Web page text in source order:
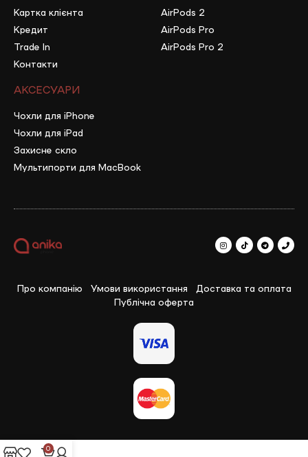
Картка клієнта
Кредит
Trade In
Контакти
AirPods 2
AirPods Pro
AirPods Pro 2
АКСЕСУАРИ
Чохли для iPhone
Чохли для iPad
Захисне скло
Мультипорти для MacBook
Про компанію Умови використання
Доставка та оплата
Публічна оферта
0